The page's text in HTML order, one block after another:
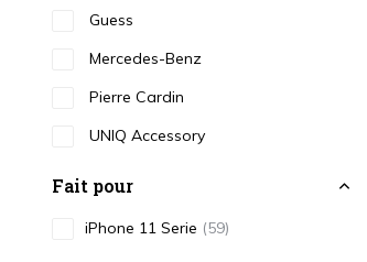
Guess
Mercedes-Benz
Pierre Cardin
UNIQ Accessory
Fait pour
iPhone 11 Serie (59)